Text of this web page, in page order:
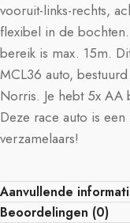
vooruit-links-rechts,
flexibel in de
bereik is max. 15m.
MCL36 auto,
Norris. Je hebt 5x AA
Deze race auto is
verzamelaars!
Aanvullende
Beoordelingen (0)